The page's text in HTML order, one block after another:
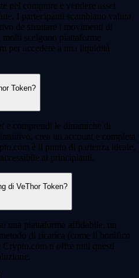
nel comprare e vendere asset
I partecipanti scambiano valuta
de sfruttare i movimenti di
molti scelgono piattaforme
per accedere a una liquidità
Token?
e comprendi le dinamiche di
crea un account e completa
è il punto di partenza ideale,
ai principianti.
di VeThor Token?
una piattaforma affidabile, un
di ricarica (come il bonifico
Crypto.com ti offre tutti questi